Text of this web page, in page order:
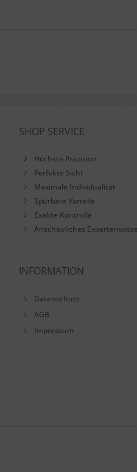
SHOP SERVICE
Höchste Präzision
Perfekte Sicht
Maximale Individualität
Spürbare Vorteile
Exakte Kontrolle
Anschauliches
INFORMATION
Datenschutz
AGB
Impressum